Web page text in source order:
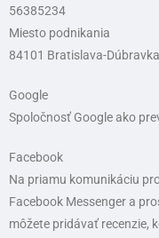
56385234
Miesto podnikania
84101 Bratislava-
Google
Spoločnosť Google ako
Facebook
Na priamu komunikáciu
Facebook Messenger a
môžete pridávať recenzie,